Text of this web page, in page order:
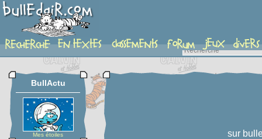
auteur
BullActu
Mes étoiles sur